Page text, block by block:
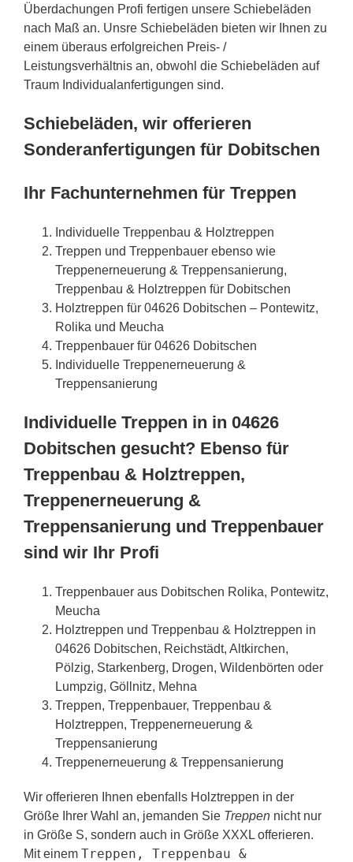
Überdachungen Profi fertigen unsere Schiebeläden
nach Maß an. Unsre Schiebeläden bieten wir Ihnen zu
einem überaus erfolgreichen Preis- /
Leistungsverhältnis an, obwohl die Schiebeläden auf
Traum Individualanfertigungen sind.
Schiebeläden, wir offerieren
Sonderanfertigungen für Dobitschen
Ihr Fachunternehmen für Treppen
Individuelle Treppenbau & Holztreppen
Treppen und Treppenbauer ebenso wie
Treppenerneuerung & Treppensanierung,
Treppenbau & Holztreppen für Dobitschen
Holztreppen für 04626 Dobitschen – Pontewitz,
Rolika und Meucha
Treppenbauer für 04626 Dobitschen
Individuelle Treppenerneuerung &
Treppensanierung
Individuelle Treppen in in 04626
Dobitschen gesucht? Ebenso für
Treppenbau & Holztreppen,
Treppenerneuerung &
Treppensanierung und Treppenbauer
sind wir Ihr Profi
Treppenbauer aus Dobitschen Rolika, Pontewitz,
Meucha
Holztreppen und Treppenbau & Holztreppen in
04626 Dobitschen, Reichstädt, Altkirchen,
Pölzig, Starkenberg, Drogen, Wildenbörten oder
Lumpzig, Göllnitz, Mehna
Treppen, Treppenbauer, Treppenbau &
Holztreppen, Treppenerneuerung &
Treppensanierung
Treppenerneuerung & Treppensanierung
Wir offerieren Ihnen ebenfalls Holztreppen in der
Größe Ihrer Wahl an, jemanden Sie Treppen nicht nur
in Größe S, sondern auch in Größe XXXL offerieren.
Mit einem Treppen, Treppenbau &